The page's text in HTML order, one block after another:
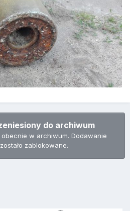
do archiwum
w archiwum. Dodawanie
zablokowane.